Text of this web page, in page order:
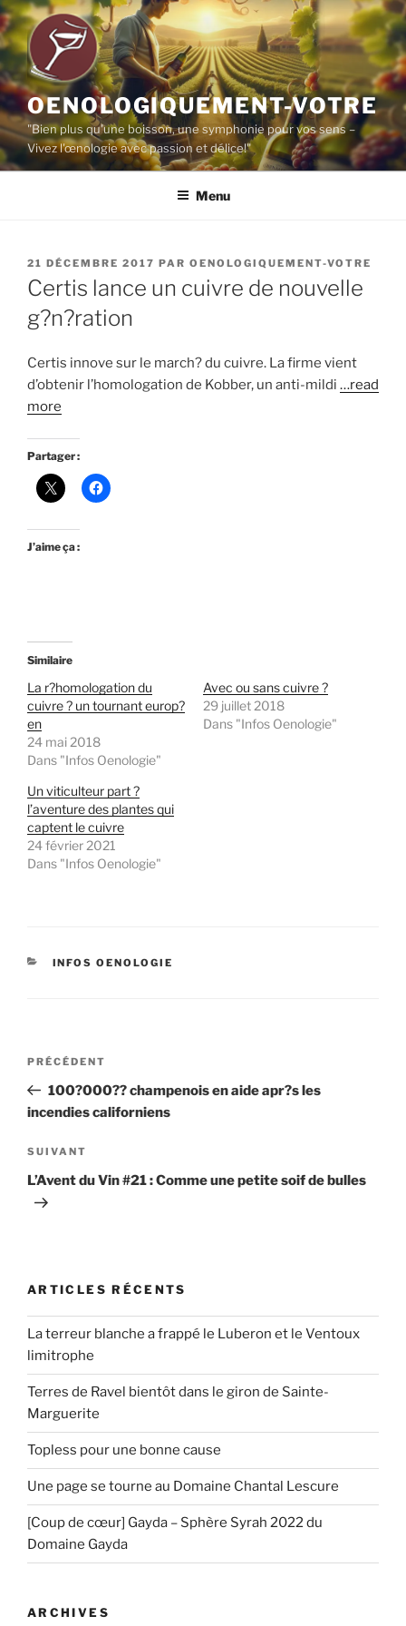
Aller
au
contenu
principal
OENOLOGIQUEMENT-VOTRE
"Bien plus qu'une boisson, une symphonie pour vos sens –
Vivez l'œnologie avec passion et délice!"
Menu
PUBLIÉ
LE
21 DÉCEMBRE 2017 PAR OENOLOGIQUEMENT-VOTRE
Certis lance un cuivre de nouvelle
g?n?ration
Certis innove sur le march? du cuivre. La firme vient
d’obtenir l’homologation de Kobber, un anti-mildi …read
more
Partager :
J’aime ça :
Similaire
La r?homologation du
cuivre ? un tournant europ?
en
24 mai 2018
Dans "Infos Oenologie"
Avec ou sans cuivre ?
29 juillet 2018
Dans "Infos Oenologie"
Un viticulteur part ?
l’aventure des plantes qui
captent le cuivre
24 février 2021
Dans "Infos Oenologie"
CATÉGORIES
INFOS OENOLOGIE
Navigation
l’article
Article
précédent
PRÉCÉDENT
100?000?? champenois en aide apr?s les
incendies californiens
Article
suivant
SUIVANT
L’Avent du Vin #21 : Comme une petite soif de bulles
ARTICLES RÉCENTS
La terreur blanche a frappé le Luberon et le Ventoux
limitrophe
Terres de Ravel bientôt dans le giron de Sainte-
Marguerite
Topless pour une bonne cause
Une page se tourne au Domaine Chantal Lescure
[Coup de cœur] Gayda – Sphère Syrah 2022 du
Domaine Gayda
ARCHIVES